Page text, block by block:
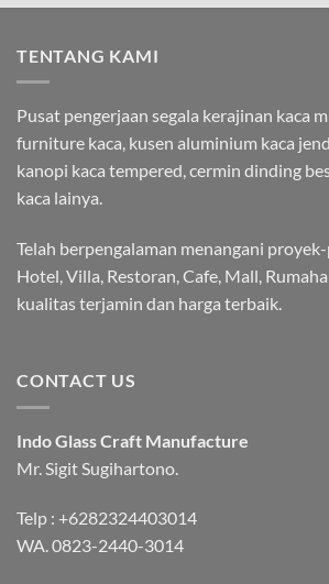
TENTANG KAMI
Pusat pengerjaan segala kerajinan kaca
furniture kaca, kusen aluminium kaca
kanopi kaca tempered, cermin dinding
kaca lainya.
Telah berpengalaman menangani
Hotel, Villa, Restoran, Cafe, Mall,
kualitas terjamin dan harga terbaik.
CONTACT US
Indo Glass Craft Manufacture
Mr. Sigit Sugihartono.
Telp : +6282324403014
WA.0823-2440-3014